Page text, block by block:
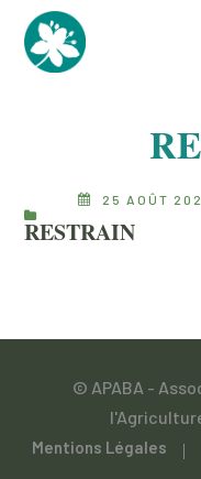
25 AOÛT
RESTRAIN
© APABA -
Mentions Légales